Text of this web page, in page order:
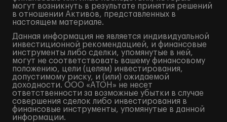
могут возникнуть в результате принятия решений
в отношении Активов, представленных в
настоящем материале.
Данная информация не является индивидуальной
инвестиционной рекомендацией, и финансовые
инструменты либо сделки, упомянутые в ней,
могут не соответствовать вашему финансовому
положению, цели (целям) инвестирования,
допустимому риску, и (или) ожидаемой
доходности. ООО «АТОН» не несет
ответственности за возможные убытки в случае
совершения сделок либо инвестирования в
финансовые инструменты, упомянутые в данной
информации.